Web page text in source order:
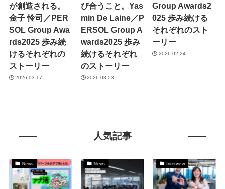
が創造される。
金子 怜司／PER
SOL Group Awa
rds2025 歩み続
けるそれぞれの
ストーリー
2026.03.17
び合うこと。Yas
min De Laine／P
ERSOL Group A
wards2025 歩み
続けるそれぞれ
のストーリー
2026.03.03
Group Awards2
025 歩み続ける
それぞれのスト
ーリー
2026.02.24
人気記事
News News Interview